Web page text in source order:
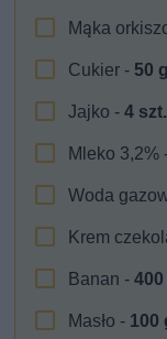
Mąka
Cukier - 50 g
Jajko -4 szt.
Mleko 3,2%
Woda
Krem
Banan -400
Masło - 100